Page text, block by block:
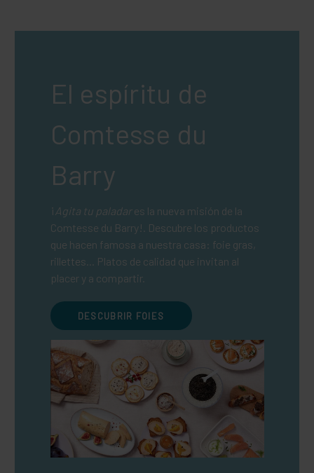
El espíritu de
Comtesse du
Barry
¡ Agita tu paladares la nueva misión de la
Comtesse du Barry!. Descubre los productos
que hacen famosa a nuestra casa: foie gras,
rillettes... Platos de calidad que invitan al
placer y a compartir.
DESCUBRIR FOIES